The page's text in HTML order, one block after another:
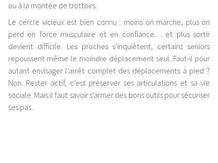
ou à la montée de trottoirs.
Le cercle vicieux est bien connu : moins on marche, plus on
perd en force musculaire et en confiance… et plus sortir
devient difficile. Les proches s’inquiètent, certains seniors
repoussent même le moindre déplacement seul. Faut-il pour
autant envisager l’arrêt complet des déplacements à pied ?
Non. Rester actif, c’est préserver ses articulations et sa vie
sociale. Mais il faut savoir s’armer des bons outils pour sécuriser
ses pas.